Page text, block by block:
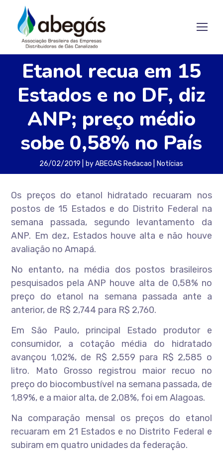
Etanol recua em 15
Estados e no DF, diz
ANP; preço médio
sobe 0,58% no País
26/02/2019 byABEGAS Redacao Notícias
Os preços do etanol hidratado recuaram nos
postos de 15 Estados e do Distrito Federal na
semana passada, segundo levantamento da
ANP. Em dez, Estados houve alta e não houve
avaliação no Amapá.
No entanto, na média dos postos brasileiros
pesquisados pela ANP houve alta de 0,58% no
preço do etanol na semana passada ante a
anterior, de R$ 2,744 para R$ 2,760.
Em São Paulo, principal Estado produtor e
consumidor, a cotação média do hidratado
avançou 1,02%, de R$ 2,559 para R$ 2,585 o
litro. Mato Grosso registrou maior recuo no
preço do biocombustível na semana passada, de
1,89%, e a maior alta, de 2,08%, foi em Alagoas.
Na comparação mensal os preços do etanol
recuaram em 21 Estados e no Distrito Federal e
subiram em quatro unidades da federação.